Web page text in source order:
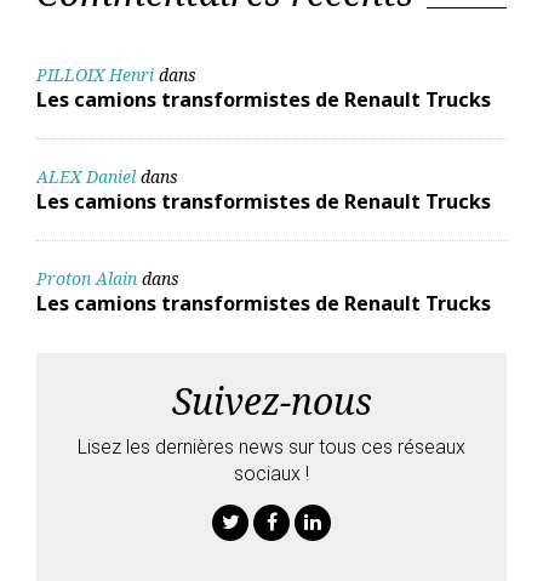
PILLOIX Henri dans
Les camions transformistes de Renault Trucks
ALEX Daniel dans
Les camions transformistes de Renault Trucks
Proton Alain dans
Les camions transformistes de Renault Trucks
Suivez-nous
Lisez les dernières news sur tous ces réseaux
sociaux !